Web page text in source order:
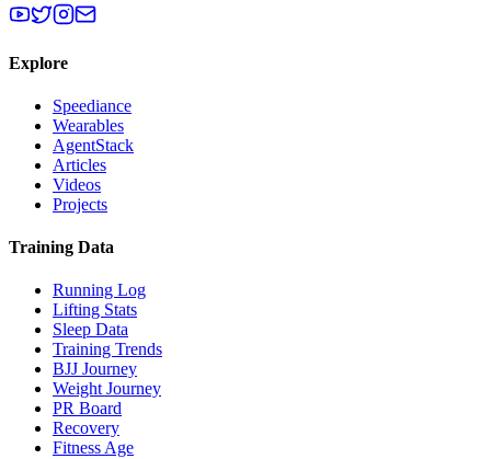
Explore
Speediance
Wearables
AgentStack
Articles
Videos
Projects
Training Data
Running Log
Lifting Stats
Sleep Data
Training Trends
BJJ Journey
Weight Journey
PR Board
Recovery
Fitness Age